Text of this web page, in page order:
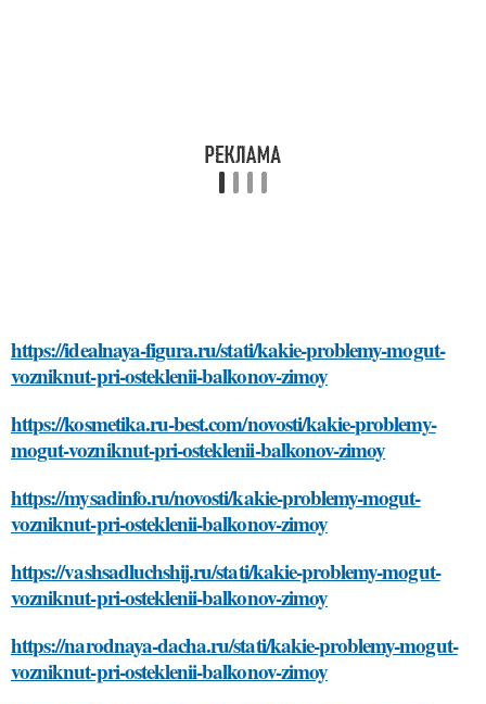
https://idealnaya-figura.ru/stati/kakie-problemy-mogut-
vozniknut-pri-osteklenii-balkonov-zimoy
https://kosmetika.ru-best.com/novosti/kakie-problemy-
mogut-vozniknut-pri-osteklenii-balkonov-zimoy
https://mysadinfo.ru/novosti/kakie-problemy-mogut-
vozniknut-pri-osteklenii-balkonov-zimoy
https://vashsadluchshij.ru/stati/kakie-problemy-mogut-
vozniknut-pri-osteklenii-balkonov-zimoy
https://narodnaya-dacha.ru/stati/kakie-problemy-mogut-
vozniknut-pri-osteklenii-balkonov-zimoy